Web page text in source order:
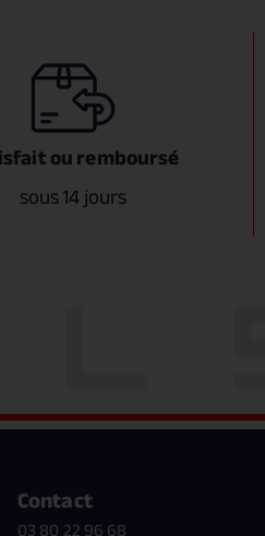
ou remboursé
sous 14 jours
Contact